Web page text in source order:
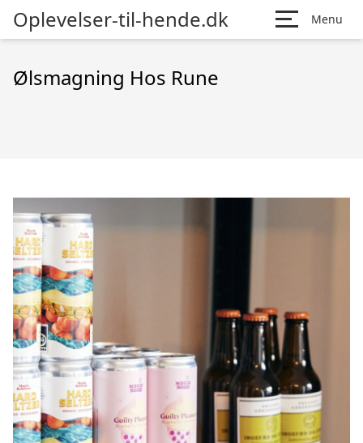
Oplevelser-til-hende.dk Menu
Ølsmagning Hos Rune